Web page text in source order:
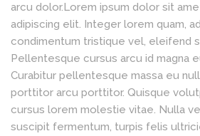
arcu dolor.Lorem ipsum dolor sit
adipiscing elit. Integer lorem quam,
condimentum tristique vel, eleifend
Pellentesque cursus arcu id magna
Curabitur pellentesque massa eu
porttitor arcu porttitor. Quisque
cursus lorem molestie vitae. Nulla
suscipit fermentum, turpis felis